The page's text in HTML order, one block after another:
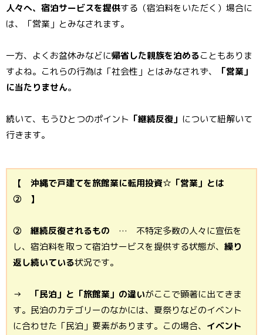
人々へ、宿泊サービスを提供する（宿泊料をいただく）場合に
は、「営業」とみなされます。
一方、よくお盆休みなどに帰省した親族を泊めることもありま
すよね。これらの行為は「社会性」とはみなされず、
「営業」
に当たりません。
続いて、もうひとつのポイント 「継続反復」 について紐解いて
行きます。
【 沖縄で戸建てを旅館業に転用投資☆「営業」とは
② 】
② 継続反復されるもの … 不特定多数の人々に宣伝を
し、宿泊料を取って宿泊サービスを提供する状態が、 繰り
返し続いている状況です。
→ 「民泊」と「旅館業」の違いがここで顕著に出てきま
す。民泊のカテゴリーのなかには、夏祭りなどのイベント
に合わせた「民泊」要素があります。この場合、 イベント